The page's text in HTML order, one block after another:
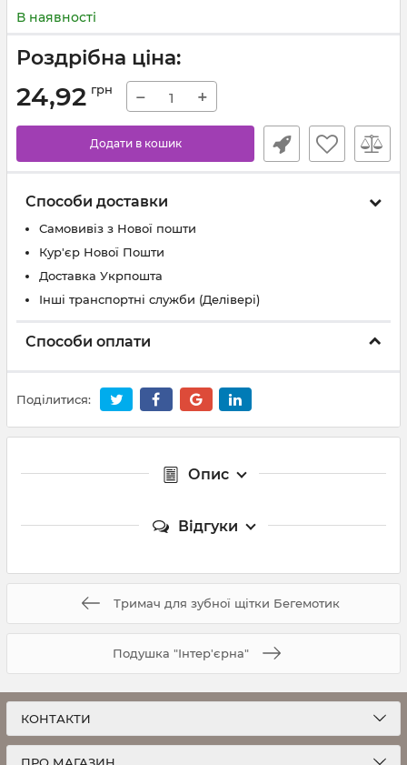
В наявності
Роздрібна ціна:
24,92 грн − +
Додати в кошик
Способи доставки
Самовивіз з Нової пошти
Кур'єр Нової Пошти
Доставка Укрпошта
Інші транспортні служби (Делівері)
Способи оплати
Поділитися:
Опис
Відгуки
Тримач для зубної щітки Бегемотик
Подушка "Інтер'єрна"
КОНТАКТИ